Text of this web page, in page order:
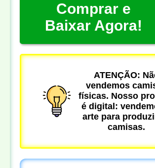
Comprar e
Baixar Agora!
ATENÇÃO:
vendemos
físicas. Nosso
é digital:
arte para
camisas.